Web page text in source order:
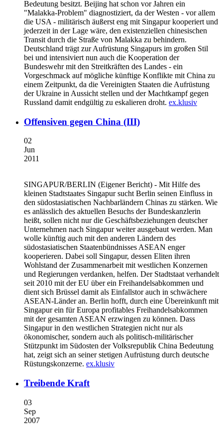
Bedeutung besitzt. Beijing hat schon vor Jahren ein
"Malakka-Problem" diagnostiziert, da der Westen - vor allem
die USA - militärisch äußerst eng mit Singapur kooperiert und
jederzeit in der Lage wäre, den existenziellen chinesischen
Transit durch die Straße von Malakka zu behindern.
Deutschland trägt zur Aufrüstung Singapurs im großen Stil
bei und intensiviert nun auch die Kooperation der
Bundeswehr mit den Streitkräften des Landes - ein
Vorgeschmack auf mögliche künftige Konflikte mit China zu
einem Zeitpunkt, da die Vereinigten Staaten die Aufrüstung
der Ukraine in Aussicht stellen und der Machtkampf gegen
Russland damit endgültig zu eskalieren droht. ex.klusiv
Offensiven gegen China (III)
02
Jun
2011
SINGAPUR/BERLIN (Eigener Bericht) - Mit Hilfe des
kleinen Stadtstaates Singapur sucht Berlin seinen Einfluss in
den südostasiatischen Nachbarländern Chinas zu stärken. Wie
es anlässlich des aktuellen Besuchs der Bundeskanzlerin
heißt, sollen nicht nur die Geschäftsbeziehungen deutscher
Unternehmen nach Singapur weiter ausgebaut werden. Man
wolle künftig auch mit den anderen Ländern des
südostasiatischen Staatenbündnisses ASEAN enger
kooperieren. Dabei soll Singapur, dessen Eliten ihren
Wohlstand der Zusammenarbeit mit westlichen Konzernen
und Regierungen verdanken, helfen. Der Stadtstaat verhandelt
seit 2010 mit der EU über ein Freihandelsabkommen und
dient sich Brüssel damit als Einfallstor auch in schwächere
ASEAN-Länder an. Berlin hofft, durch eine Übereinkunft mit
Singapur ein für Europa profitables Freihandelsabkommen
mit der gesamten ASEAN erzwingen zu können. Dass
Singapur in den westlichen Strategien nicht nur als
ökonomischer, sondern auch als politisch-militärischer
Stützpunkt im Südosten der Volksrepublik China Bedeutung
hat, zeigt sich an seiner stetigen Aufrüstung durch deutsche
Rüstungskonzerne. ex.klusiv
Treibende Kraft
03
Sep
2007